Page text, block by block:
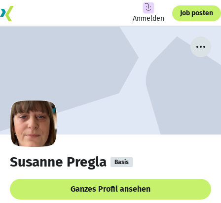
Anmelden
Job posten
Susanne Pregla Basis
Ganzes Profil ansehen